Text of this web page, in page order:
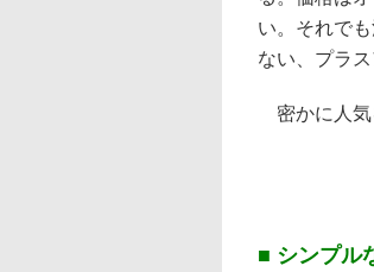
い。それで
ない、プラ
密かに人気
■ シンプ